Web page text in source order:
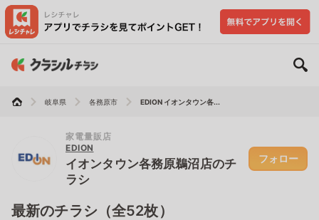
岐阜県 各務原市 EDION イオンタウン各...
家電量販店
EDION
イオンタウン各務原鵜沼店のチ
ラシ
フォロー
最新のチラシ（全52枚）